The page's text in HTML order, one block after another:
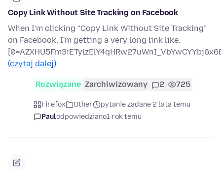
Copy Link Without Site Tracking on Facebook
When I'm clicking "Copy Link Without Site Tracking"
on Facebook, I'm getting a very long link like:
(czytaj dalej)
Rozwiązane Zarchiwizowany 2 725
Firefox Other
pytanie zadane 2 lata temu
Paulodpowiedziano1 rok temu